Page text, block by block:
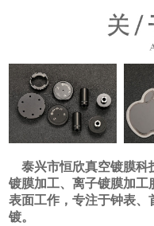
泰兴市恒欣真空镀膜科
镀膜加工、离子镀膜加工
表面工作，专注于钟表
镀。